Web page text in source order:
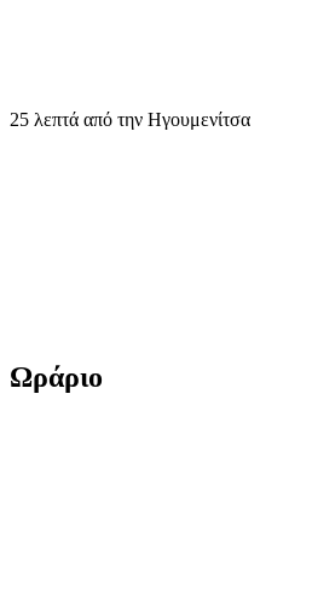
25 λεπτά από την Ηγουμενίτσα
Ωράριο